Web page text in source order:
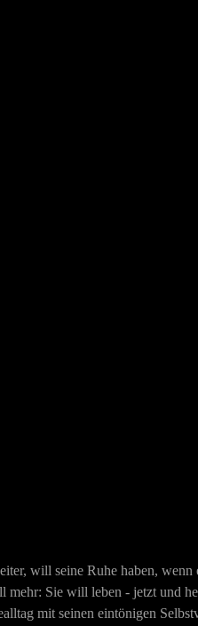
will seine Ruhe haben, wenn
Sie will leben - jetzt und
mit seinen eintönigen